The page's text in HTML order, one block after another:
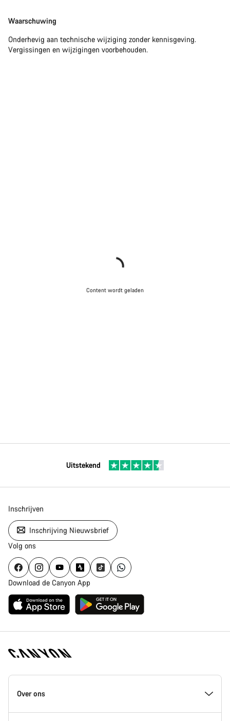
Waarschuwing
Onderhevig aan technische wijziging zonder kennisgeving.
Vergissingen en wijzigingen voorbehouden.
Content wordt geladen
Uitstekend
Inschrijven
Inschrijving Nieuwsbrief
Volg ons
Download de Canyon App
Canyon
Homepage
Over ons